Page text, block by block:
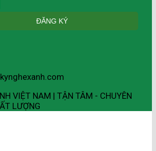
VIỆT NAM | TẬN TÂM - CHUYÊN
LƯỢNG